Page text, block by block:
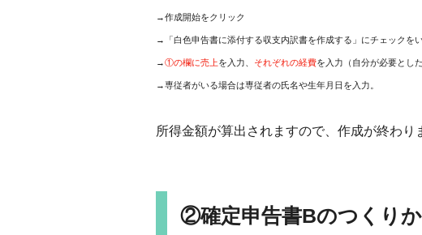
→作成開始をクリック
→「白色申告書に添付する収支内訳書を作成する」にチェックを
→①の欄に売上を入力、 それぞれの経費を入力（自分が必要とし
→専従者がいる場合は専従者の氏名や生年月日を入力。
所得金額が算出されますので、作成が終わり
②確定申告書Bのつくり